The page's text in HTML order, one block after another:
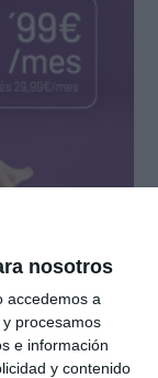
nosotros
accedemos a
procesamos
e información
y contenido